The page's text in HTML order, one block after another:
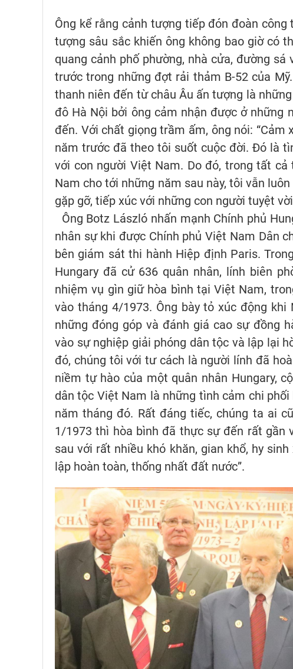
Ông kể rằng cảnh tượng tiếp đón đoàn
tượng sâu sắc khiến ông không bao giờ có
quang cảnh phố phường, nhà cửa, đường
trước trong những đợt rải thảm B-52 của
thanh niên đến từ châu Âu ấn tượng là
đô Hà Nội bởi ông cảm nhận được ở những
đến. Với chất giọng trầm ấm, ông nói:
năm trước đã theo tôi suốt cuộc đời. Đó là
với con người Việt Nam. Do đó, trong tất
Nam cho tới những năm sau này, tôi vẫn
gặp gỡ, tiếp xúc với những con người tuyệt
Ông Botz László nhấn mạnh Chính phủ
nhân sự khi được Chính phủ Việt Nam Dân
bên giám sát thi hành Hiệp định Paris.
Hungary đã cử 636 quân nhân, lính biên
nhiệm vụ gìn giữ hòa bình tại Việt Nam,
vào tháng 4/1973. Ông bày tỏ xúc động
những đóng góp và đánh giá cao sự đồng
vào sự nghiệp giải phóng dân tộc và lập lại
đó, chúng tôi với tư cách là người lính đã
niềm tự hào của một quân nhân Hungary,
dân tộc Việt Nam là những tình cảm chi
năm tháng đó. Rất đáng tiếc, chúng ta ai
1/1973 thì hòa bình đã thực sự đến rất gần
sau với rất nhiều khó khăn, gian khổ, hy
lập hoàn toàn, thống nhất đất nước”.